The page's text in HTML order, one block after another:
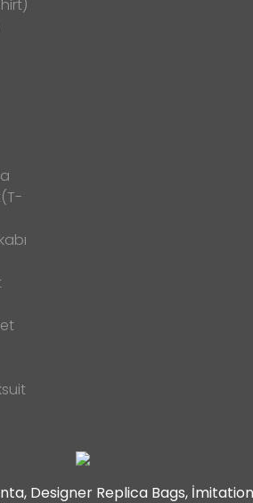
Designer Replica Bags,